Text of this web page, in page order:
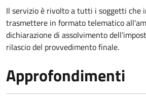
Il servizio è rivolto a tutti i soggetti che
trasmettere in formato telematico
dichiarazione di assolvimento
rilascio del provvedimento finale.
Approfondimenti